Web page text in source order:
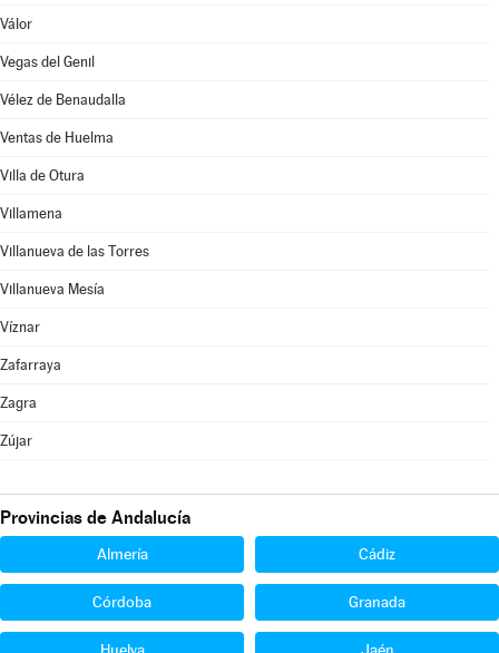
Válor
Vegas del Genil
Vélez de Benaudalla
Ventas de Huelma
Villa de Otura
Villamena
Villanueva de las Torres
Villanueva Mesía
Víznar
Zafarraya
Zagra
Zújar
Provincias de Andalucía
Almería Cádiz
Córdoba Granada